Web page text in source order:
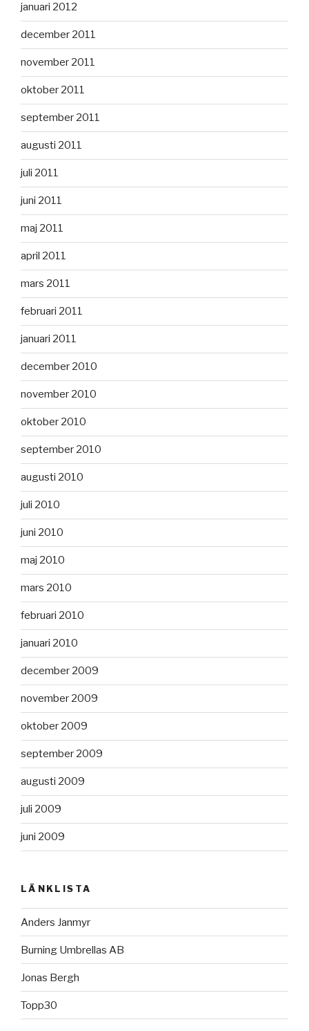
januari 2012
december 2011
november 2011
oktober 2011
september 2011
augusti 2011
juli 2011
juni 2011
maj 2011
april 2011
mars 2011
februari 2011
januari 2011
december 2010
november 2010
oktober 2010
september 2010
augusti 2010
juli 2010
juni 2010
maj 2010
mars 2010
februari 2010
januari 2010
december 2009
november 2009
oktober 2009
september 2009
augusti 2009
juli 2009
juni 2009
LÄNKLISTA
Anders Janmyr
Burning Umbrellas AB
Jonas Bergh
Topp30